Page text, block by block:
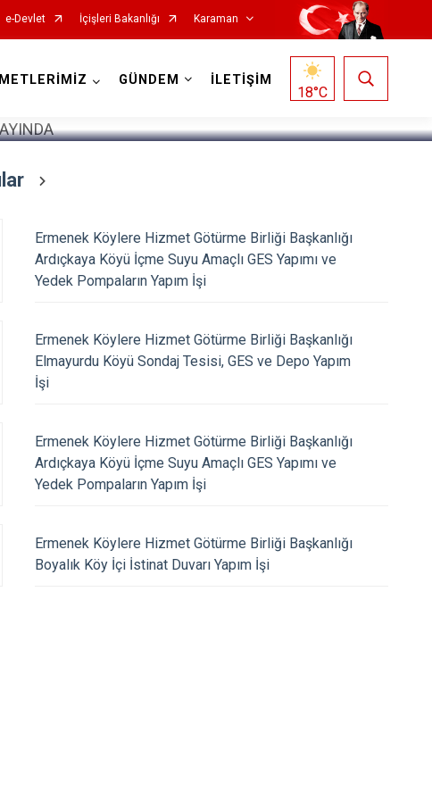
e-Devlet İçişleri Bakanlığı Karaman
GÜNDEM İLETİŞİM
18°C
Hava Koşulları Nedeniyle
09.11.2025
Münasebetiyle
Ermenek Köylere Hizmet Götürme Birliği Başkanlığı
Ardıçkaya Köyü İçme Suyu Amaçlı GES Yapımı ve
Yedek Pompaların Yapım İşi
Ermenek Köylere Hizmet Götürme Birliği Başkanlığı
Elmayurdu Köyü Sondaj Tesisi, GES ve Depo Yapım
İşi
Ermenek Köylere Hizmet Götürme Birliği Başkanlığı
Ardıçkaya Köyü İçme Suyu Amaçlı GES Yapımı ve
Yedek Pompaların Yapım İşi
Ermenek Köylere Hizmet Götürme Birliği Başkanlığı
Boyalık Köy İçi İstinat Duvarı Yapım İşi